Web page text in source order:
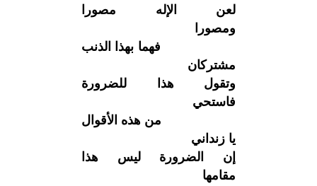
لعن الإله مصورا
ومصورا
فهما بهذا الذنب
مشتركان
وتقول هذا للضرورة
فاستحي
من هذه الأقوال
يا زنداني
إن الضرورة ليس هذا
مقامها